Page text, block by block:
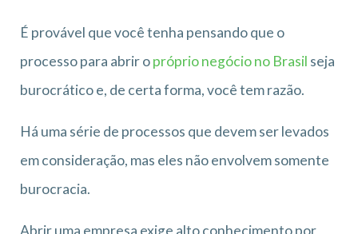
É provável que você tenha pensando que o
processo para abrir opróprio negócio no Brasil seja
burocrático e, de certa forma, você tem razão.
Há uma série de processos que devem ser levados
em consideração, mas eles não envolvem somente
burocracia.
Abrir uma empresa exige alto conhecimento por